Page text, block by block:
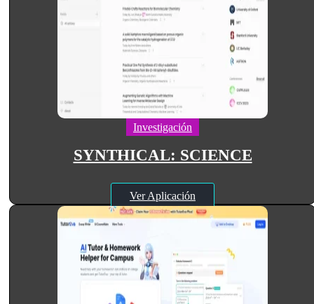
Investigación
SYNTHICAL: SCIENCE
Ver Aplicación